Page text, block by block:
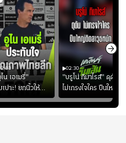
น เอเมรี่"
ะ! ยกนิ้วให้
กติกบีจี แฮปปี้
ๆ กับการเยือนไทย
02:30
"บรูโน่ กิมาไรส์" ดุดัน
ไม่เกรงใจใคร ปืนใหญ่
เสิรมอาวุธหนัก